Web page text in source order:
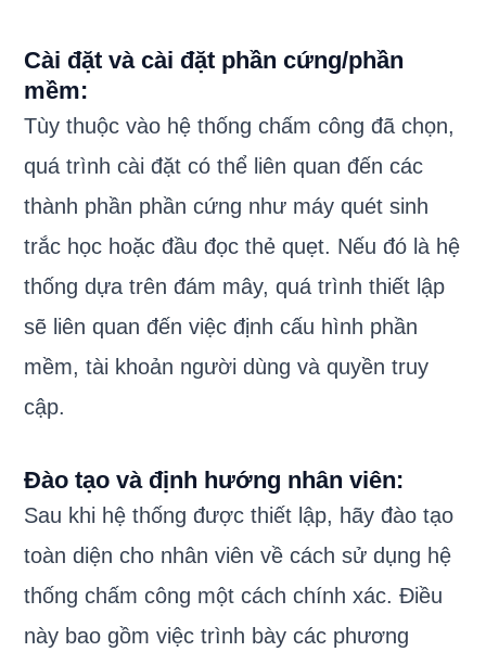
Cài đặt và cài đặt phần cứng/phần
mềm:
Tùy thuộc vào hệ thống chấm công đã chọn,
quá trình cài đặt có thể liên quan đến các
thành phần phần cứng như máy quét sinh
trắc học hoặc đầu đọc thẻ quẹt. Nếu đó là hệ
thống dựa trên đám mây, quá trình thiết lập
sẽ liên quan đến việc định cấu hình phần
mềm, tài khoản người dùng và quyền truy
cập.
Đào tạo và định hướng nhân viên:
Sau khi hệ thống được thiết lập, hãy đào tạo
toàn diện cho nhân viên về cách sử dụng hệ
thống chấm công một cách chính xác. Điều
này bao gồm việc trình bày các phương